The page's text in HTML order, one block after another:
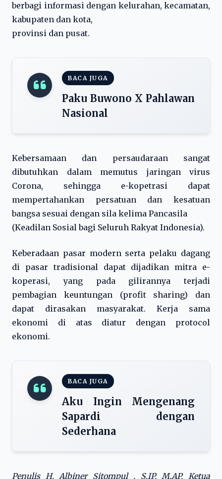
berbagi informasi dengan kelurahan, kecamatan,
kabupaten dan kota,
provinsi dan pusat.
BACA JUGA
Paku Buwono X Pahlawan
Nasional
Kebersamaan dan persaudaraan sangat
dibutuhkan dalam memutus jaringan virus
Corona, sehingga e-kopetrasi dapat
mempertahankan persatuan dan kesatuan
bangsa sesuai dengan sila kelima Pancasila
(Keadilan Sosial bagi Seluruh Rakyat Indonesia).
Keberadaan pasar modern serta pelaku dagang
di pasar tradisional dapat dijadikan mitra e-
koperasi, yang pada gilirannya terjadi
pembagian keuntungan (profit sharing) dan
dapat dirasakan masyarakat. Kerja sama
ekonomi di atas diatur dengan protocol
ekonomi.
BACA JUGA
Aku Ingin Mengenang
Sapardi dengan
Sederhana
Penulis H. Albiner Sitompul , S.IP, M.AP, Ketua